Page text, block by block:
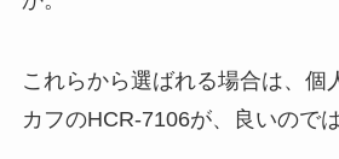
これらから選ばれる場合は、個
カフのHCR-7106が、良いので